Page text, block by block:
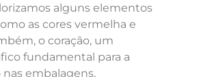
alguns elementos
as cores vermelha e
o coração, um
fundamental para a
embalagens,